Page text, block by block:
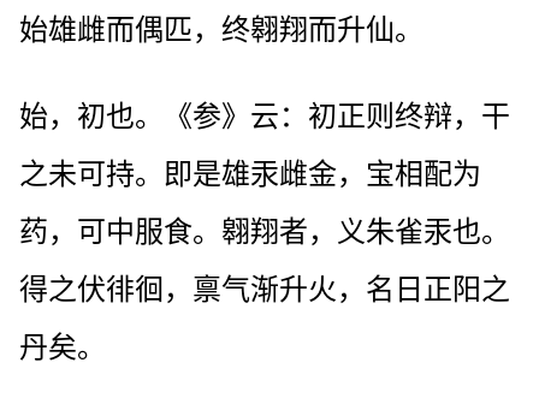
始雄雌而偶匹，终翱翔而升仙。
始，初也。《参》云：初正则终辩，干
之未可持。即是雄汞雌金，宝相配为
药，可中服食。翱翔者，义朱雀汞也。
得之伏徘徊，禀气渐升火，名日正阳之
丹矣。